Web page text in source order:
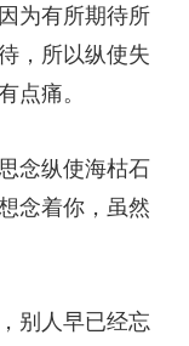
为有所期待所
，所以纵使失
点痛。
念纵使海枯石
念着你，虽然
别人早已经忘